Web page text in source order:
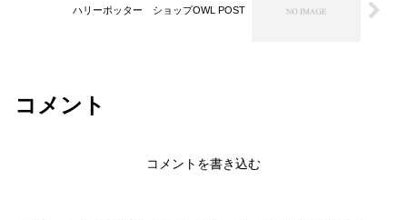
ハリーポッター ショップOWL POST
コメント
コメントを書き込む